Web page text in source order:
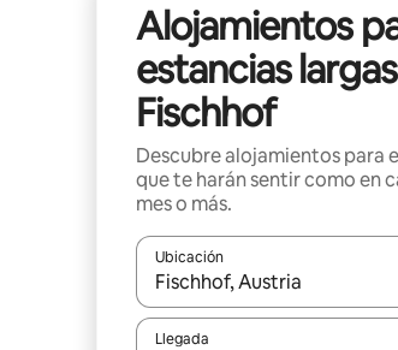
Alojamientos
estancias
Fischhof
Descubre alojamientos para
que te harán sentir como en
mes o más.
Ubicación
Cuando los resultados estén
Llegada